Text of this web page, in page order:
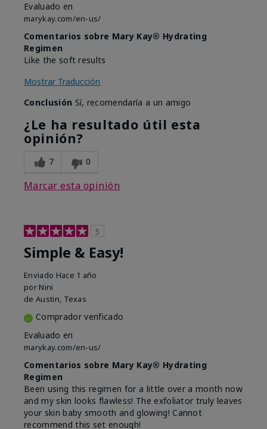
Evaluado en
marykay.com/en-us/
Comentarios sobre Mary Kay® Hydrating
Regimen
Like the soft results
Mostrar Traducción
Conclusión Sí, recomendaría a un amigo
¿Le ha resultado útil esta
opinión?
7 0
Marcar esta opinión
5
Simple & Easy!
Enviado Hace 1 año
por Nini
de Austin, Texas
Comprador verificado
Evaluado en
marykay.com/en-us/
Comentarios sobre Mary Kay® Hydrating
Regimen
Been using this regimen for a little over a month now
and my skin looks flawless! The exfoliator truly leaves
your skin baby smooth and glowing! Cannot
recommend this set enough!